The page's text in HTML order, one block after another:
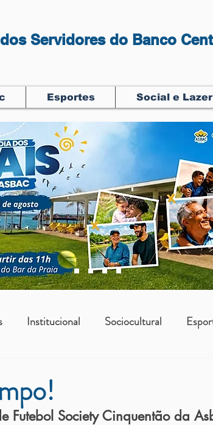
Servidores do Banco
Esportes Social e Lazer
Institucional Sociocultural
Asbac
Futebol Society Cinquentão da